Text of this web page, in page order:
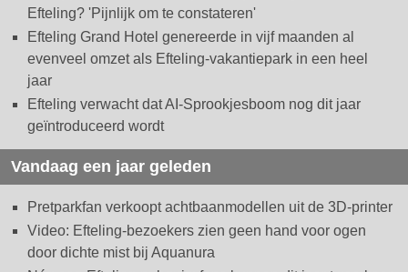
Efteling? 'Pijnlijk om te constateren'
Efteling Grand Hotel genereerde in vijf maanden al
evenveel omzet als Efteling-vakantiepark in een heel
jaar
Efteling verwacht dat AI-Sprookjesboom nog dit jaar
geïntroduceerd wordt
Vandaag een jaar geleden
Pretparkfan verkoopt achtbaanmodellen uit de 3D-printer
Video: Efteling-bezoekers zien geen hand voor ogen
door dichte mist bij Aquanura